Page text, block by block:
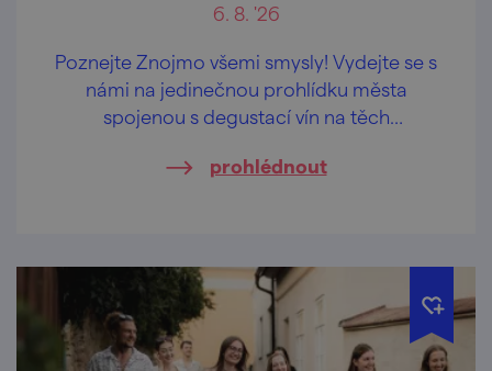
6. 8. '26
Poznejte Znojmo všemi smysly! Vydejte se s
námi na jedinečnou prohlídku města
spojenou s degustací vín na těch
prohlédnout